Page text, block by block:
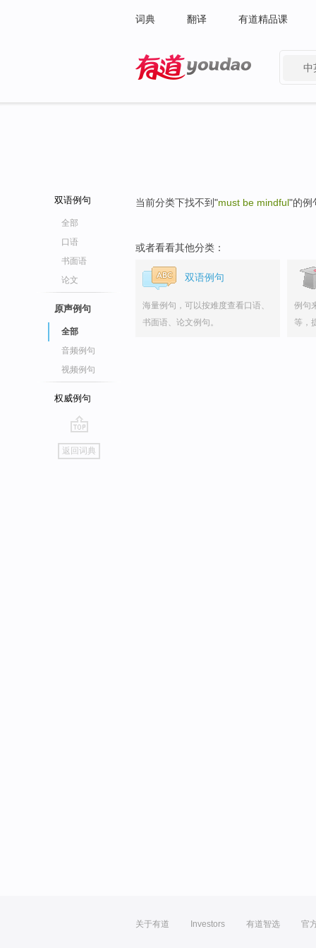
词典 翻译 有道精品课
中
双语例句
全部
口语
书面语
论文
原声例句
全部
音频例句
视频例句
权威例句
go
top
返回词典
当前分类下找不到"must be mindful"的例
或者看看其他分类：
双语例句
海量例句，可以按难度查看口语、
书面语、论文例句。
例句
等，
关于有道 Investors 有道智选 官